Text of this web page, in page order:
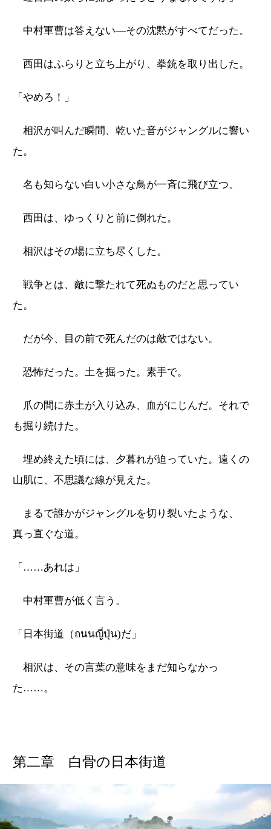
中村軍曹は答えない―その沈黙がすべてだった。
西田はふらりと立ち上がり、拳銃を取り出した。
「やめろ！」
相沢が叫んだ瞬間、乾いた音がジャングルに響い
た。
名も知らない白い小さな鳥が一斉に飛び立つ。
西田は、ゆっくりと前に倒れた。
相沢はその場に立ち尽くした。
戦争とは、敵に撃たれて死ぬものだと思ってい
た。
だが今、目の前で死んだのは敵ではない。
恐怖だった。土を掘った。素手で。
爪の間に赤土が入り込み、血がにじんだ。それで
も掘り続けた。
埋め終えた頃には、夕暮れが迫っていた。遠くの
山肌に、不思議な線が見えた。
まるで誰かがジャングルを切り裂いたような、
真っ直ぐな道。
「……あれは」
中村軍曹が低く言う。
「日本街道（ถนนญี่ปุ่น)だ」
相沢は、その言葉の意味をまだ知らなかっ
た……。
第二章 白骨の日本街道